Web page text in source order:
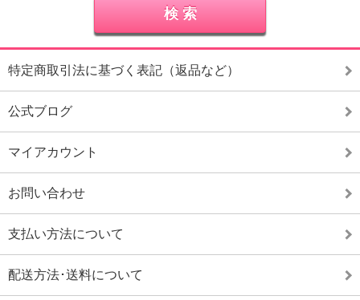
特定商取引法に基づく表記（返品など）
公式ブログ
マイアカウント
お問い合わせ
支払い方法について
配送方法･送料について